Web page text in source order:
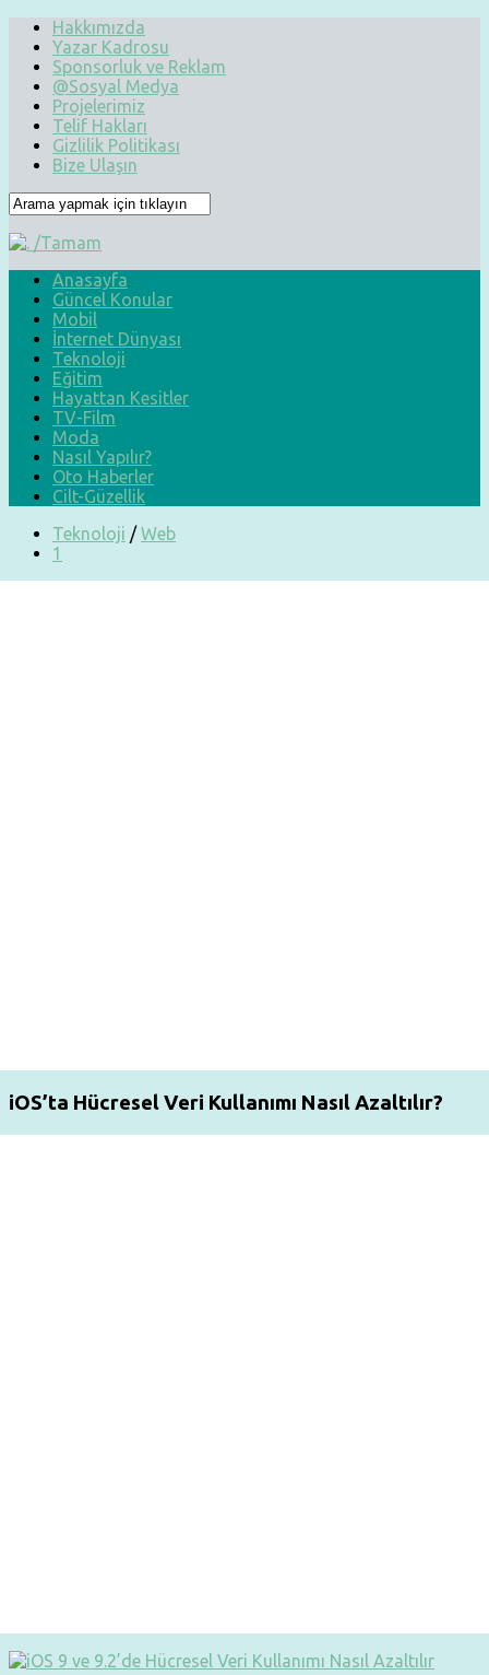
Hakkımızda
Yazar Kadrosu
Sponsorluk ve Reklam
@Sosyal Medya
Projelerimiz
Telif Hakları
Gizlilik Politikası
Bize Ulaşın
Anasayfa
Güncel Konular
Mobil
İnternet Dünyası
Teknoloji
Eğitim
Hayattan Kesitler
TV-Film
Moda
Nasıl Yapılır?
Oto Haberler
Cilt-Güzellik
Teknoloji / Web
1
iOS’ta Hücresel Veri Kullanımı Nasıl Azaltılır?